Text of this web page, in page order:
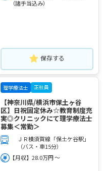
（諸手当込み）
保存する
理学療法士 正社員
【神奈川県/横浜市保土ヶ谷
区】日祝固定休み☆教育制度充
実◎クリニックにて理学療法士
募集＜常勤＞
ＪＲ横須賀線「保土ケ谷駅」
（バス・車15分）
【月収】28.0万円 ～